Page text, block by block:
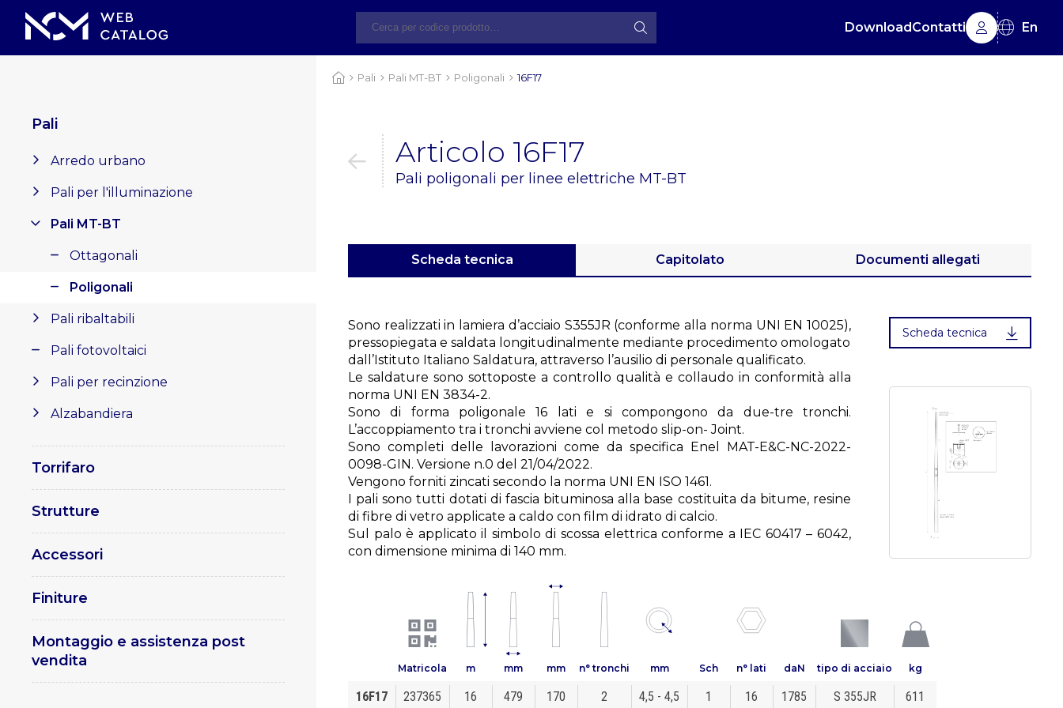
DownloadContatti En
Pali
Arredo urbano
Pali per l'illuminazione
Pali MT-BT
Ottagonali
Poligonali
Pali ribaltabili
Pali fotovoltaici
Pali per recinzione
Alzabandiera
Torrifaro
Strutture
Accessori
Finiture
Montaggio e assistenza post
vendita
Pali Pali MT-BT Poligonali 16F17
Articolo 16F17
Pali poligonali per linee elettriche MT-BT
Scheda tecnica
Sono realizzati in lamiera d’acciaio S355JR (conforme alla norma UNI EN 10025),
pressopiegata e saldata longitudinalmente mediante procedimento omologato
dall’Istituto Italiano Saldatura, attraverso l’ausilio di personale qualificato.
Le saldature sono sottoposte a controllo qualità e collaudo in conformità alla
norma UNI EN 3834-2.
Sono di forma poligonale 16 lati e si compongono da due-tre tronchi.
L’accoppiamento tra i tronchi avviene col metodo slip-on- Joint.
Sono completi delle lavorazioni come da specifica Enel MAT-E&C-NC-2022-
0098-GIN. Versione n.0 del 21/04/2022.
Vengono forniti zincati secondo la norma UNI EN ISO 1461.
I pali sono tutti dotati di fascia bituminosa alla base costituita da bitume, resine
di fibre di vetro applicate a caldo con film di idrato di calcio.
Sul palo è applicato il simbolo di scossa elettrica conforme a IEC 60417 – 6042,
con dimensione minima di 140 mm.
Matricola m mm mm n° tronchi mm Sch n° lati daN tipo di acciaio kg
16F17 237365 16 479 170 2 4,5 - 4,5 1 16 1785 S 355JR 611
Scheda tecnica
Capitolato Documenti allegati